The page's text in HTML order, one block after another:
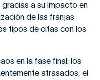
gracias a su impacto en
de las franjas
tipos de citas con los
en la fase final: los
atrasados, el